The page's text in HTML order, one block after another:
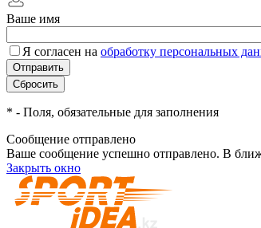
Ваше имя
Я согласен на обработку персональных
* - Поля, обязательные для заполнения
Сообщение отправлено
Ваше сообщение успешно отправлено. В
Закрыть окно